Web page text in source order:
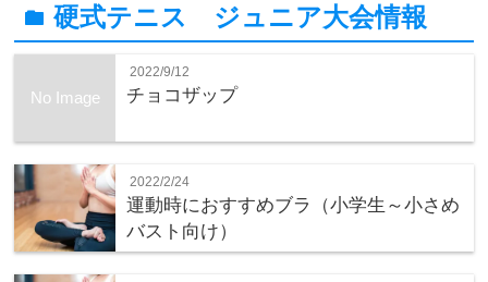
folder硬式テニス ジュニア大会情報
No Image
2022/9/12
チョコザップ
2022/2/24
運動時におすすめブラ（小学生～小さめ
バスト向け）